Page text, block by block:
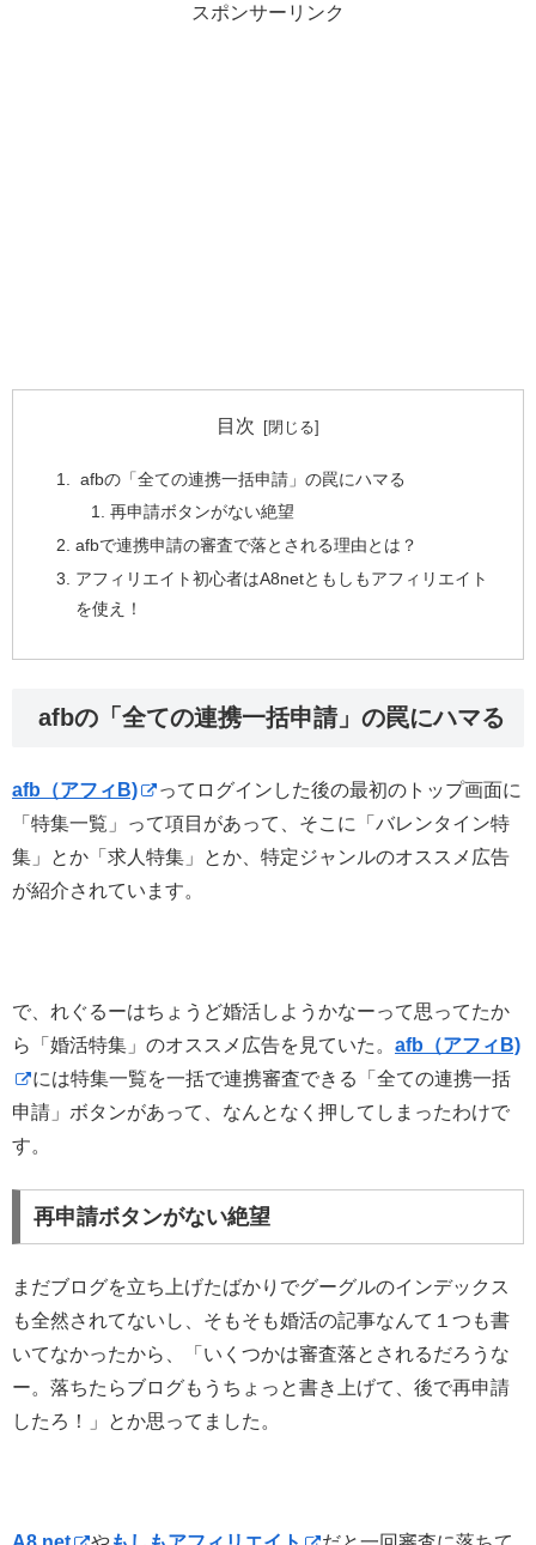
スポンサーリンク
目次
afbの「全ての連携一括申請」の罠にハマる
再申請ボタンがない絶望
afbで連携申請の審査で落とされる理由とは？
アフィリエイト初心者はA8netともしもアフィリエイト
を使え！
afbの「全ての連携一括申請」の罠にハマる
afb（アフィB)
ってログインした後の最初のトップ画面に
「特集一覧」って項目があって、そこに「バレンタイン特
集」とか「求人特集」とか、特定ジャンルのオススメ広告
が紹介されています。
で、れぐるーはちょうど婚活しようかなーって思ってたか
ら「婚活特集」のオススメ広告を見ていた。 afb（アフィB)
には特集一覧を一括で連携審査できる「全ての連携一括
申請」ボタンがあって、なんとなく押してしまったわけで
す。
再申請ボタンがない絶望
まだブログを立ち上げたばかりでグーグルのインデックス
も全然されてないし、そもそも婚活の記事なんて１つも書
いてなかったから、「いくつかは審査落とされるだろうな
ー。落ちたらブログもうちょっと書き上げて、後で再申請
したろ！」とか思ってました。